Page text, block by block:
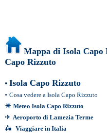
Mappa di Isola
Capo Rizzuto
• Isola Capo Rizzuto
• Cosa vedere a Isola Capo Rizzuto
☀ Meteo Isola Capo Rizzuto
✈ Aeroporto di Lamezia Terme
🛵 Viaggiare in Italia